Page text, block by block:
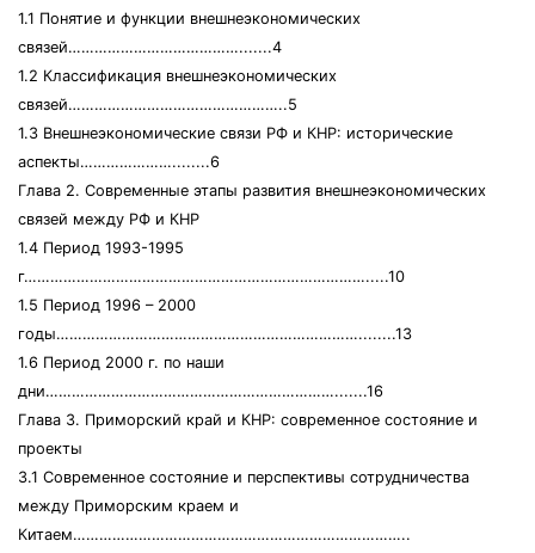
1.1 Понятие и функции внешнеэкономических
связей………………………………….......4
1.2 Классификация внешнеэкономических
связей…………………………………………..5
1.3 Внешнеэкономические связи РФ и КНР: исторические
аспекты…………………........6
Глава 2. Современные этапы развития внешнеэкономических
связей между РФ и КНР
1.4 Период 1993-1995
г…………………………………………………………………….....10
1.5 Период 1996 – 2000
годы……………………………………………………………........13
1.6 Период 2000 г. по наши
дни………………………………………………………….......16
Глава 3. Приморский край и КНР: современное состояние и
проекты
3.1 Современное состояние и перспективы сотрудничества
между Приморским краем и
Китаем…………………………………………………………………..